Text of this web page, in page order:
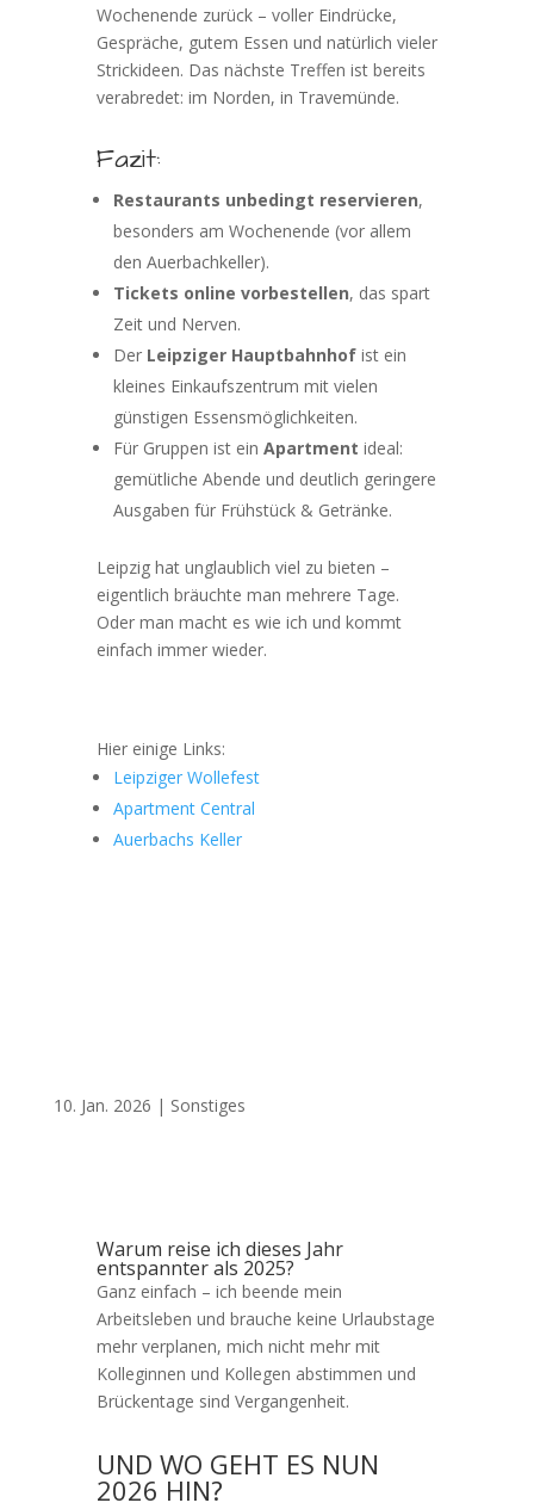
Wochenende zurück – voller Eindrücke,
Gespräche, gutem Essen und natürlich vieler
Strickideen. Das nächste Treffen ist bereits
verabredet: im Norden, in Travemünde.
Fazit:
Restaurants unbedingt reservieren,
besonders am Wochenende (vor allem
den Auerbachkeller).
Tickets online vorbestellen, das spart
Zeit und Nerven.
Der Leipziger Hauptbahnhofist ein
kleines Einkaufszentrum mit vielen
günstigen Essensmöglichkeiten.
Für Gruppen ist ein Apartment ideal:
gemütliche Abende und deutlich geringere
Ausgaben für Frühstück & Getränke.
Leipzig hat unglaublich viel zu bieten –
eigentlich bräuchte man mehrere Tage.
Oder man macht es wie ich und kommt
einfach immer wieder.
Hier einige Links:
Leipziger Wollefest
Apartment Central
Auerbachs Keller
10. Jan. 2026 | Sonstiges
Warum reise ich dieses Jahr
entspannter als 2025?
Ganz einfach – ich beende mein
Arbeitsleben und brauche keine Urlaubstage
mehr verplanen, mich nicht mehr mit
Kolleginnen und Kollegen abstimmen und
Brückentage sind Vergangenheit.
UND WO GEHT ES NUN
2026 HIN?